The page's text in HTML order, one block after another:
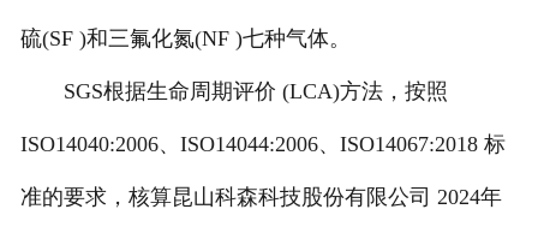
硫(SF )和三氟化氮(NF )七种气体。
SGS根据生命周期评价 (LCA)方法，按照
ISO14040:2006、ISO14044:2006、ISO14067:2018 标
准的要求，核算昆山科森科技股份有限公司 2024年